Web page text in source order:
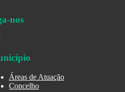
nos
Áreas de Atuação
Concelho